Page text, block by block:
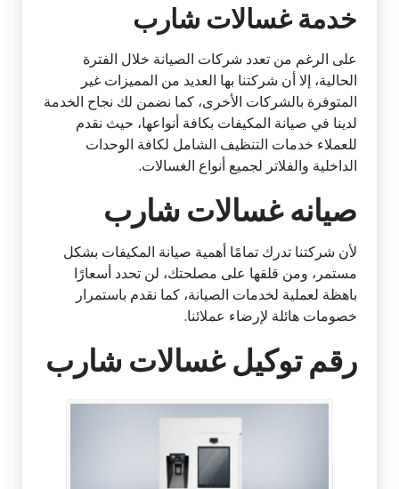
خدمة غسالات شارب
على الرغم من تعدد شركات الصيانة خلال الفترة
الحالية، إلا أن شركتنا بها العديد من المميزات غير
المتوفرة بالشركات الأخرى، كما نضمن لك نجاح الخدمة
لدينا في صيانة المكيفات بكافة أنواعها، حيث نقدم
للعملاء خدمات التنظيف الشامل لكافة الوحدات
الداخلية والفلاتر لجميع أنواع الغسالات.
صيانه غسالات شارب
لأن شركتنا تدرك تمامًا أهمية صيانة المكيفات بشكل
مستمر، ومن قلقها على مصلحتك، لن تحدد أسعارًا
باهظة لعملية لخدمات الصيانة، كما نقدم باستمرار
خصومات هائلة لإرضاء عملائنا.
رقم توكيل غسالات شارب